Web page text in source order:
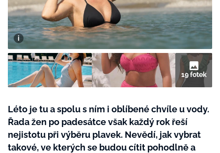
Rady a tipy
Extra
SVĚT ŽENY - 599 KČ
ROČNÍ PŘEDPLATNÉ SVĚT ŽENY +
SADA PRODUKTŮ MANA (10 ks)
19 fotek
Léto je tu a spolu s ním i oblíbené chvíle u vody.
Řada žen po padesátce však každý rok řeší
nejistotu při výběru plavek. Nevědí, jak vybrat
takové, ve kterých se budou cítit pohodlně a